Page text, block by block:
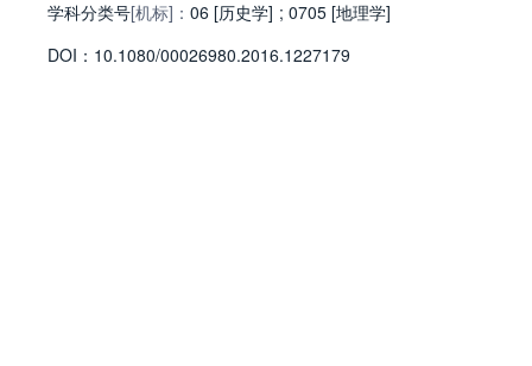
学科分类号[机标]： 06 [历史学] ; 0705 [地理学]
DOI： 10.1080/00026980.2016.1227179